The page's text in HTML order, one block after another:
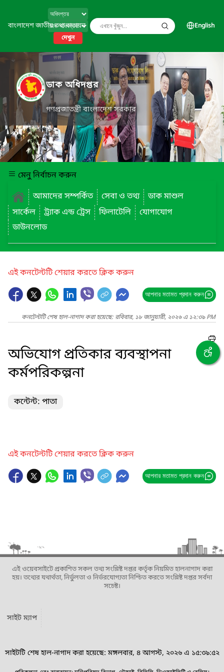
বাংলাদেশ জাতীয় তথ্য বাতায়ন
দেখুন
English
ডাক অধিদপ্তর
গণপ্রজাতন্ত্রী বাংলাদেশ সরকার
মেনু নির্বাচন করুন
আমাদের সম্পর্কিত
সেবা ও তথ্য
ডাক মাশুল
সার্কেল
ট্র্যাক এন্ড ট্রেস ফিলাটেলি
যোগাযোগ
ডাউনলোড
এই কনটেন্টটি শেয়ার করতে ক্লিক করুন
আপনার মতামত প্রদান করুন
কনটেন্টটি শেষ হাল-নাগাদ করা হয়েছে: রবিবার, ১৮ জানুয়ারী, ২০২৬ এ ১২:৩৯ PM
অভিযোগ প্রতিকার ব্যবস্থাপনা
কর্মপরিকল্পনা
কন্টেন্ট: পাতা
এই কনটেন্টটি শেয়ার করতে ক্লিক করুন
আপনার মতামত প্রদান করুন
এই ওয়েবসাইটে প্রকাশিত সকল তথ্য সংশ্লিষ্ট দপ্তর কর্তৃক নিয়মিত হালনাগাদ করা
হয়। তথ্যের যথার্থতা, নির্ভুলতা ও নির্ভরযোগ্যতা নিশ্চিত করতে সংশ্লিষ্ট দপ্তর সর্বদা
সচেষ্ট।
সাইট ম্যাপ
সাইটটি শেষ হাল-নাগাদ করা হয়েছে: মঙ্গলবার, ৪ আগস্ট, ২০২৬ এ ১৫:৩৯:৫২